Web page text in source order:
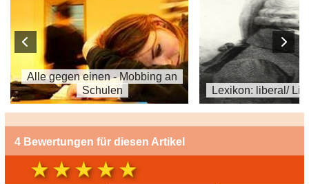
Alle gegen einen - Mobbing an
Schulen
Lexikon: liberal/
4 Bewertungen für diesen Artikel